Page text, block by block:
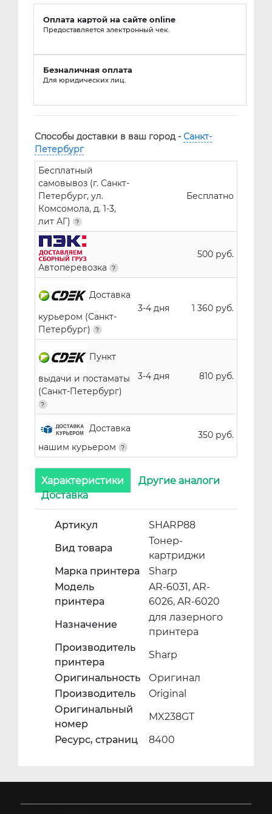
Оплата картой на сайте online
Предоставляется электронный чек.
Безналичная оплата
Для юридических лиц.
Способы доставки в ваш город - Санкт-
Петербург
Бесплатный
самовывоз (г. Санкт-
Петербург, ул.
Комсомола, д. 1-3,
лит АГ)
Бесплатно
Автоперевозка
500 руб.
Доставка
курьером (Санкт-
Петербург)
3-4 дня 1 360 руб.
Пункт
выдачи и постаматы
(Санкт-Петербург)
3-4 дня 810 руб.
Доставка
нашим курьером
350 руб.
Характеристики
Другие аналоги
Доставка
Артикул
SHARP88
Вид товара
Тонер-
картриджи
Марка принтера
Sharp
Модель
принтера
AR-6031, AR-
6026, AR-6020
Назначение
для лазерного
принтера
Производитель
принтера
Sharp
Оригинальность
Оригинал
Производитель
Original
Оригинальный
номер
MX238GT
Ресурс, страниц
8400